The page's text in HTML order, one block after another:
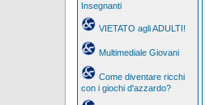
Insegnanti
VIETATO agli ADULTI!
Multimediale Giovani
Come diventare ricchi
con i giochi d'azzardo?